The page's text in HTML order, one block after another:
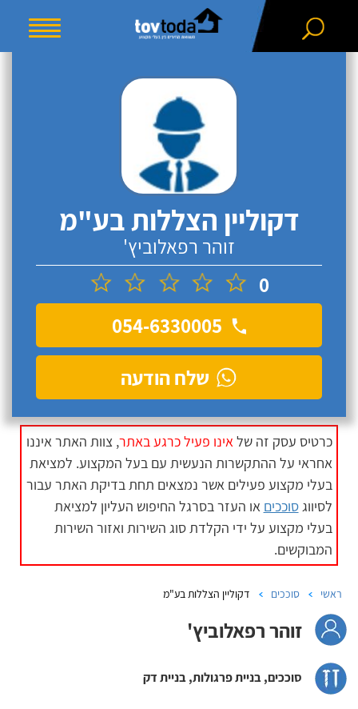
כרטיס עסק זה שלאינו פעיל כרגע באתר, צוות האתר איננו
אחראי על ההתקשרות הנעשית עם בעל המקצוע. למציאת
בעלי מקצוע פעילים אשר נמצאים תחת בדיקת האתר עבור
לסיווגסוככים או העזר בסרגל החיפוש העליון למציאת
בעלי מקצוע על ידי הקלדת סוג השירות ואזור השירות
המבוקשים.
ראשי סוככים דקוליין הצללות בע"מ
זוהר רפאלוביץ'
סוככים, בניית פרגולות, בניית דק
דקוליין הצללות בע"מ
זוהר רפאלוביץ'
0
054-6330005
שלח הודעה